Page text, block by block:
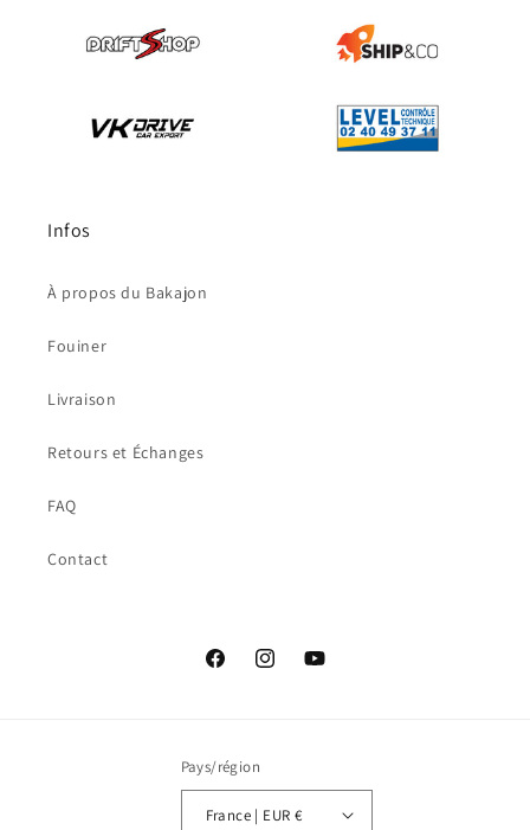
Infos
À propos du Bakajon
Fouiner
Livraison
Retours et Échanges
FAQ
Contact
FacebookInstagramYouTube
Pays/région
France | EUR €